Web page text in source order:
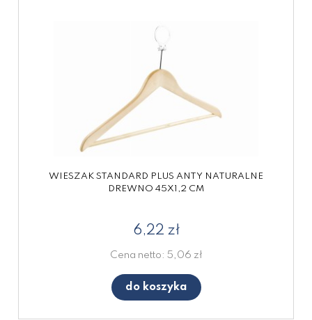
WIESZAK STANDARD PLUS ANTY NATURALNE
DREWNO 45X1,2 CM
6,22 zł
Cena netto: 5,06 zł
do koszyka